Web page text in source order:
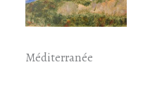
Méditerranée